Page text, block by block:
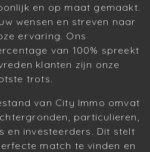
en op maat gemaakt.
wensen en streven naar
ervaring. Ons
van 100% spreekt
klanten zijn onze
trots.
van City Immo omvat
particulieren,
en investeerders. Dit stelt
match te vinden en